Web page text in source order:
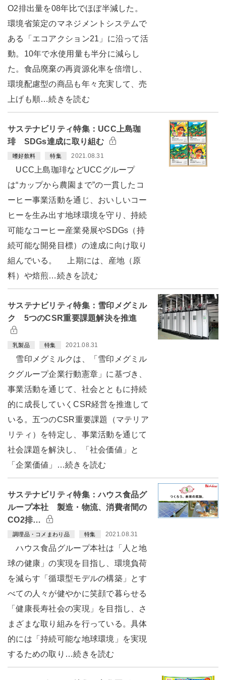
O2排出量を08年比でほぼ半減した。
環境省策定のマネジメントシステムで
ある「エコアクション21」に沿って活
動。10年で水使用量も半分に減らし
た。食品廃棄の再資源化率を倍増し、
環境配慮型の商品も年々充実して、売
上げも順…続きを読む
サステナビリティ特集：UCC上島珈
琲 SDGs達成に取り組む
嗜好飲料 特集 2021.08.31
UCC上島珈琲などUCCグループ
は“カップから農園まで”の一貫したコ
ーヒー事業活動を通じ、おいしいコー
ヒーを生み出す地球環境を守り、持続
可能なコーヒー産業発展やSDGs（持
続可能な開発目標）の達成に向け取り
組んでいる。 上期には、産地（原
料）や焙煎…続きを読む
サステナビリティ特集：雪印メグミル
ク 5つのCSR重要課題解決を推進
乳製品 特集 2021.08.31
雪印メグミルクは、「雪印メグミル
クグループ企業行動憲章」に基づき、
事業活動を通じて、社会とともに持続
的に成長していくCSR経営を推進して
いる。五つのCSR重要課題（マテリア
リティ）を特定し、事業活動を通じて
社会課題を解決し、「社会価値」と
「企業価値」…続きを読む
サステナビリティ特集：ハウス食品グ
ループ本社 製造・物流、消費者間の
CO2排…
調理品・コメまわり品 特集 2021.08.31
ハウス食品グループ本社は「人と地
球の健康」の実現を目指し、環境負荷
を減らす「循環型モデルの構築」とす
べての人々が健やかに笑顔で暮らせる
「健康長寿社会の実現」を目指し、さ
まざまな取り組みを行っている。具体
的には「持続可能な地球環境」を実現
するための取り…続きを読む